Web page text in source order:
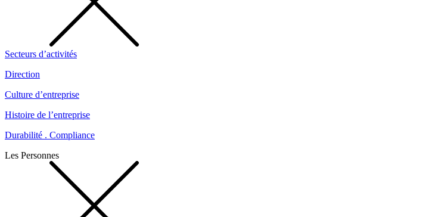
Secteurs d’activités
Direction
Culture d’entreprise
Histoire de l’entreprise
Durabilité . Compliance
Les Personnes